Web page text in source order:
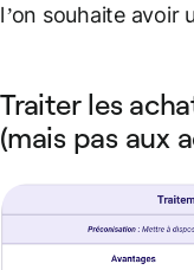
l’on souhaite avoir
Traiter les
(mais pas aux